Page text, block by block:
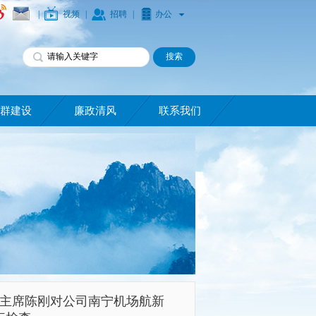
视频 招聘 办公
建设 廉政清风 联系我们
席陈刚对公司南宁机场航新